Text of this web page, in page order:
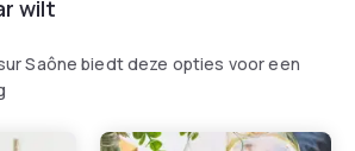
wilt
Saône biedt deze opties voor een